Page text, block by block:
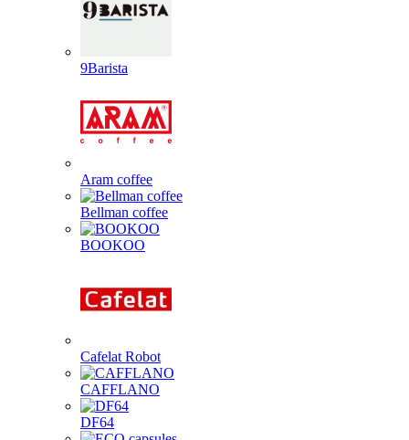
9Barista
Aram coffee
Bellman coffee
BOOKOO
Cafelat Robot
CAFFLANO
DF64